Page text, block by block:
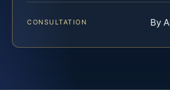
CONSULTATION By